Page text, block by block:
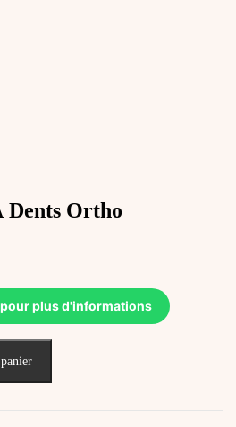
Dents Ortho
plus d'informations